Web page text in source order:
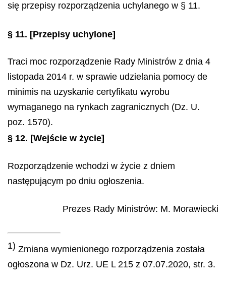
się przepisy rozporządzenia uchylanego w § 11.
§ 11. [Przepisy uchylone]
Traci moc rozporządzenie Rady Ministrów z dnia 4
listopada 2014 r. w sprawie udzielania pomocy de
minimis na uzyskanie certyfikatu wyrobu
wymaganego na rynkach zagranicznych (Dz. U.
poz. 1570).
§ 12. [Wejście w życie]
Rozporządzenie wchodzi w życie z dniem
następującym po dniu ogłoszenia.
Prezes Rady Ministrów: M. Morawiecki
1) Zmiana wymienionego rozporządzenia została
ogłoszona w Dz. Urz. UE L 215 z 07.07.2020, str. 3.